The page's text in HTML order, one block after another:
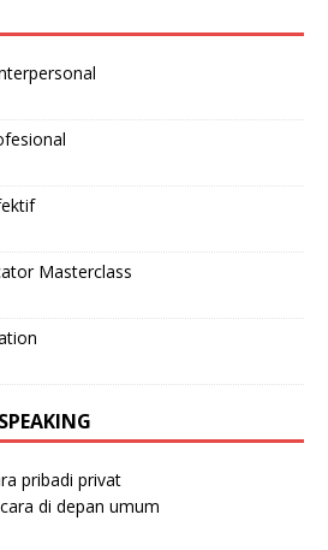
Masterclass